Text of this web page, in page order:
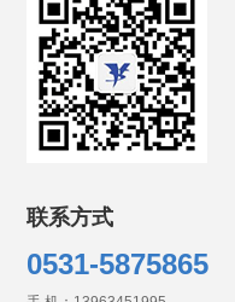
联系方式
0531-5875865